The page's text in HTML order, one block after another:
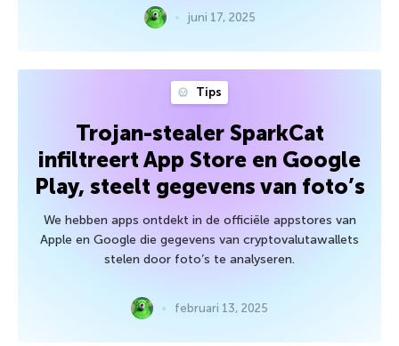
juni 17, 2025
Tips
Trojan-stealer SparkCat
infiltreert App Store en Google
Play, steelt gegevens van foto’s
We hebben apps ontdekt in de officiële appstores van
Apple en Google die gegevens van cryptovalutawallets
stelen door foto’s te analyseren.
februari 13, 2025